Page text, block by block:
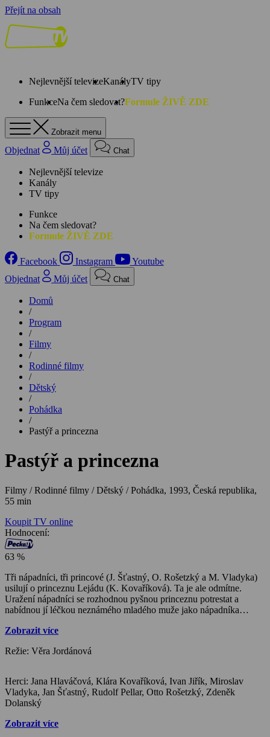
Přejít na obsah
Nejlevnější televizeKanályTV tipy
FunkceNa čem sledovat?Formule ŽIVĚ ZDE
Zobrazit menu
Objednat Můj účet Chat
Nejlevnější televize
Kanály
TV tipy
Funkce
Na čem sledovat?
Formule ŽIVĚ ZDE
Facebook Instagram
Youtube
Objednat
Můj účet Chat
Domů
/
Program
/
Filmy
/
Rodinné filmy
/
Dětský
/
Pohádka
/
Pastýř a princezna
Pastýř a princezna
Filmy / Rodinné filmy / Dětský / Pohádka, 1993, Česká republika,
55 min
Koupit TV online
Hodnocení:
63 %
Tři nápadníci, tři princové (J. Šťastný, O. Rošetzký a M. Vladyka)
usilují o princeznu Lejádu (K. Kovaříková). Ta je ale odmítne.
Uražení nápadníci se rozhodnou pyšnou princeznu potrestat a
nabídnou jí léčkou neznámého mladého muže jako nápadníka
princezny zamiluje a ona do něj. Nesmí však prozradit svou pravou
princezně přizná, kdo opravdu je. To ale rozzuří prince,
patřícího do oblasti náboženské indické literatury a zabývajícího se
osudy bohů a pozemských hrdinů. Hlavní postavou je hinduistická
bohyně Kálí, symbol mateřských pudů a kultů. Druhým hrdinou je
její syn, mladý pastýř, jenž v závěru pohádky přijímá k její božské
poctě jméno své matky. Děj pohádkového příběhu se odehrává v 6.
st. před Kristem v Indii.
Zobrazit více
Režie: Věra Jordánová
Herci: Jana Hlaváčová, Klára Kovaříková, Ivan Jiřík, Miroslav
Vladyka, Jan Šťastný, Rudolf Pellar, Otto Rošetzký, Zdeněk
Dolanský
Zobrazit více